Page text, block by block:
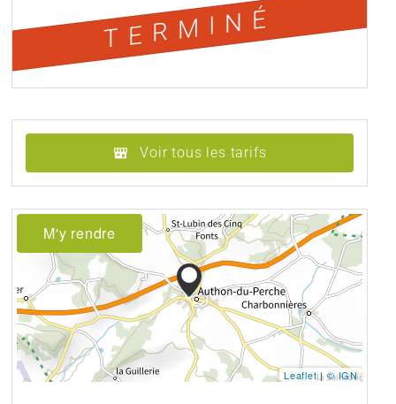
TERMINÉ
Voir tous les tarifs
M'y rendre
Leaflet| © IGN